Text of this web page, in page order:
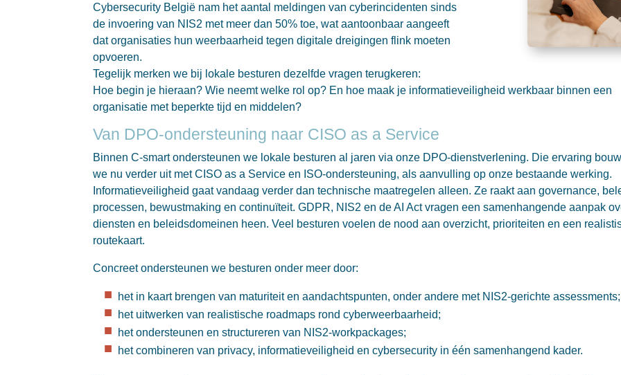
Cybersecurity België nam het aantal meldingen van cyberincidenten sinds
de invoering van NIS2 met meer dan 50% toe, wat aantoonbaar aangeeft
dat organisaties hun weerbaarheid tegen digitale dreigingen flink moeten
opvoeren.
Tegelijk merken we bij lokale besturen dezelfde vragen terugkeren:
Hoe begin je hieraan? Wie neemt welke rol op? En hoe maak je informatieveiligheid werkbaar binnen een
organisatie met beperkte tijd en middelen?
Van DPO-ondersteuning naar CISO as a Service
Binnen C-smart ondersteunen we lokale besturen al jaren via onze DPO-dienstverlening. Die ervaring
we nu verder uit met CISO as a Service en ISO-ondersteuning, als aanvulling op onze bestaande werking.
Informatieveiligheid gaat vandaag verder dan technische maatregelen alleen. Ze raakt aan governance,
processen, bewustmaking en continuïteit. GDPR, NIS2 en de AI Act vragen een samenhangende aanpak
diensten en beleidsdomeinen heen. Veel besturen voelen de nood aan overzicht, prioriteiten en een
routekaart.
Concreet ondersteunen we besturen onder meer door:
het in kaart brengen van maturiteit en aandachtspunten, onder andere met NIS2-gerichte assessments;
het uitwerken van realistische roadmaps rond cyberweerbaarheid;
het ondersteunen en structureren van NIS2-workpackages;
het combineren van privacy, informatieveiligheid en cybersecurity in één samenhangend kader.